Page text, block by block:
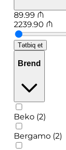
89.99 ₼
2239.90 ₼
Tətbiq et
Brend
Beko (2)
Bergamo (2)